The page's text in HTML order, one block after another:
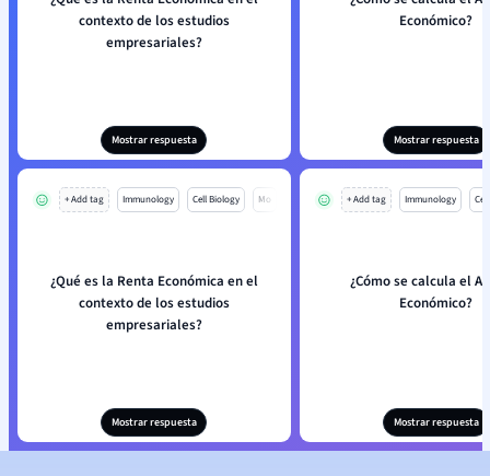
contexto de los estudios
empresariales?
Mostrar respuesta
Económico?
Mostrar respuesta
+ Add tag Immunology Cell Biology Mo
¿Qué es la Renta Económica en el
contexto de los estudios
empresariales?
Mostrar respuesta
+ Add tag Immunology
¿Cómo se calcula el
Económico?
Mostrar respuesta